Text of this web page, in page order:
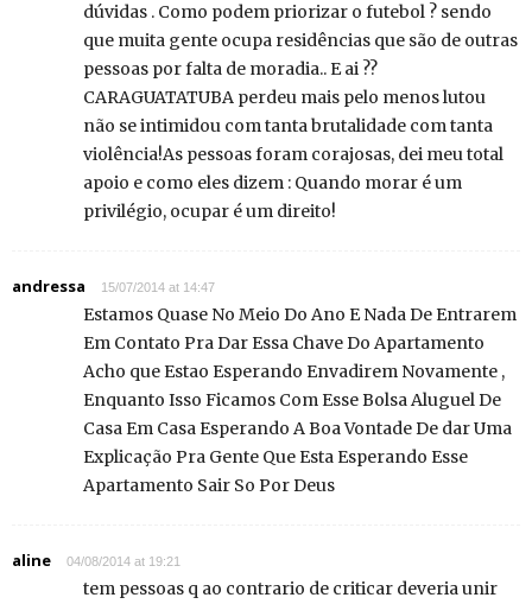
dúvidas . Como podem priorizar o futebol ? sendo
que muita gente ocupa residências que são de outras
pessoas por falta de moradia.. E ai ??
CARAGUATATUBA perdeu mais pelo menos lutou
não se intimidou com tanta brutalidade com tanta
violência!As pessoas foram corajosas, dei meu total
apoio e como eles dizem : Quando morar é um
privilégio, ocupar é um direito!
andressa 15/07/2014 at 14:47
Estamos Quase No Meio Do Ano E Nada De Entrarem
Em Contato Pra Dar Essa Chave Do Apartamento
Acho que Estao Esperando Envadirem Novamente ,
Enquanto Isso Ficamos Com Esse Bolsa Aluguel De
Casa Em Casa Esperando A Boa Vontade De dar Uma
Explicação Pra Gente Que Esta Esperando Esse
Apartamento Sair So Por Deus
aline 04/08/2014 at 19:21
tem pessoas q ao contrario de criticar deveria unir